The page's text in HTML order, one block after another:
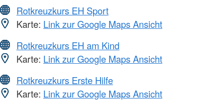
Rotkreuzkurs EH Sport
Karte: Link zur Google Maps Ansicht
Rotkreuzkurs EH am Kind
Karte: Link zur Google Maps Ansicht
Rotkreuzkurs Erste Hilfe
Karte: Link zur Google Maps Ansicht